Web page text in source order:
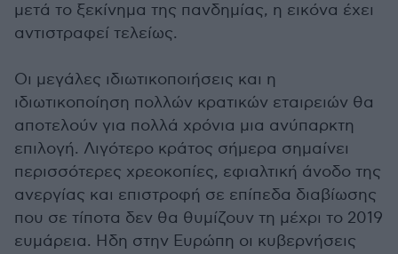
μετά το ξεκίνημα της πανδημίας, η εικόνα έχει
αντιστραφεί τελείως.
Οι μεγάλες ιδιωτικοποιήσεις και η
ιδιωτικοποίηση πολλών κρατικών εταιρειών θα
αποτελούν για πολλά χρόνια μια ανύπαρκτη
επιλογή. Λιγότερο κράτος σήμερα σημαίνει
περισσότερες χρεοκοπίες, εφιαλτική άνοδο της
ανεργίας και επιστροφή σε επίπεδα διαβίωσης
που σε τίποτα δεν θα θυμίζουν τη μέχρι το 2019
ευμάρεια. Ηδη στην Ευρώπη οι κυβερνήσεις